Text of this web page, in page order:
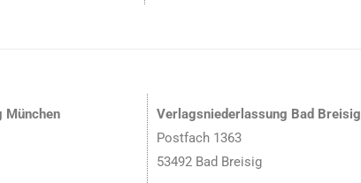
München
Verlagsniederlassung Bad Breisig
Postfach 1363
53492 Bad Breisig